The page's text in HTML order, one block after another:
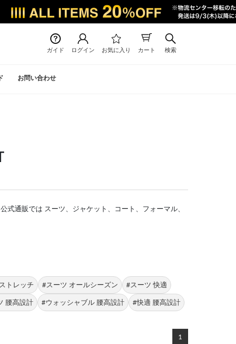
ガイド ログイン お気に入り カート 検索
お問い合わせ
式通販では スーツ、ジャケット、コート、フォーマル、
トレッチ #スーツ オールシーズン #スーツ 快適
腰高設計 #ウォッシャブル 腰高設計 #快適 腰高設計
1